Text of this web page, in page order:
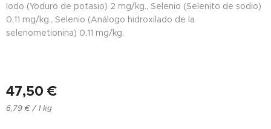
Iodo (Yoduro de potasio) 2 mg/kg., Selenio (Selenito de sodio)
0,11 mg/kg., Selenio (Análogo hidroxilado de la
selenometionina) 0,11 mg/kg.
47,50 €
6,79 € / 1 kg